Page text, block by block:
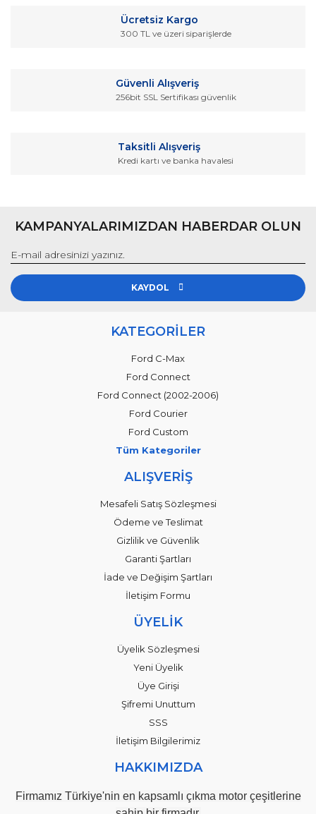
Ürün fiyatı diğer sitelerden daha pahalı.
Ücretsiz Kargo
300 TL ve üzeri siparişlerde
Güvenli Alışveriş
256bit SSL Sertifikası güvenlik
Taksitli Alışveriş
Kredi kartı ve banka havalesi
KAMPANYALARIMIZDAN HABERDAR OLUN
KAYDOL
KATEGORİLER
Ford C-Max
Ford Connect
Ford Connect (2002-2006)
Ford Courier
Ford Custom
Tüm Kategoriler
ALIŞVERİŞ
Mesafeli Satış Sözleşmesi
Ödeme ve Teslimat
Gizlilik ve Güvenlik
Garanti Şartları
İade ve Değişim Şartları
İletişim Formu
ÜYELİK
Üyelik Sözleşmesi
Yeni Üyelik
Üye Girişi
Şifremi Unuttum
SSS
İletişim Bilgilerimiz
HAKKIMIZDA
Firmamız Türkiye'nin en kapsamlı çıkma motor çeşitlerine